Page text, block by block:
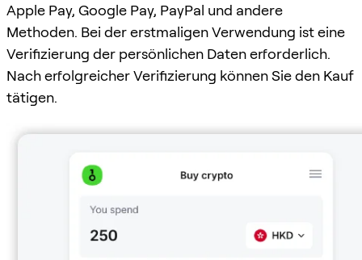
Apple Pay, Google Pay, PayPal und andere
Methoden. Bei der erstmaligen Verwendung ist eine
Verifizierung der persönlichen Daten erforderlich.
Nach erfolgreicher Verifizierung können Sie den Kauf
tätigen.